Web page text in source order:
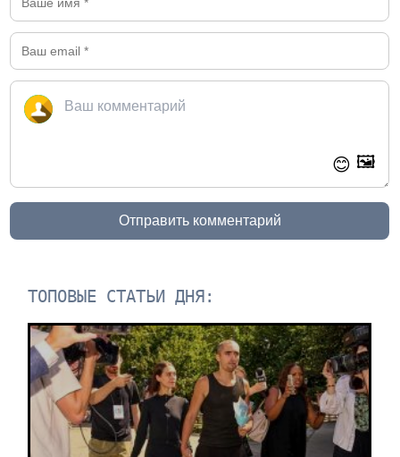
😊 🖼️
Отправить комментарий
ТОПОВЫЕ СТАТЬИ ДНЯ: